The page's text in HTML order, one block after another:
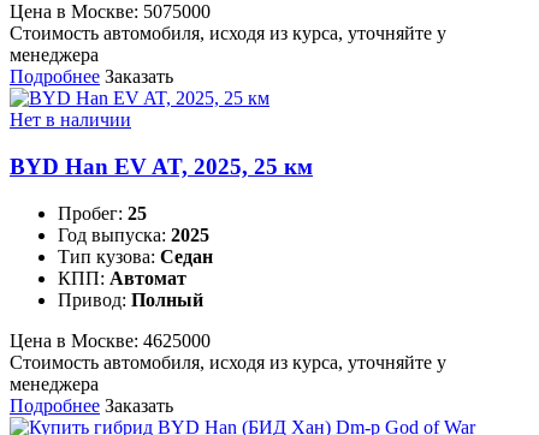
Цена в Москве: 5075000
Стоимость автомобиля, исходя из курса, уточняйте у
менеджера
Подробнее Заказать
Нет в наличии
BYD Han EV AT, 2025, 25 км
Пробег: 25
Год выпуска: 2025
Тип кузова: Седан
КПП: Автомат
Привод: Полный
Цена в Москве: 4625000
Стоимость автомобиля, исходя из курса, уточняйте у
менеджера
Подробнее Заказать